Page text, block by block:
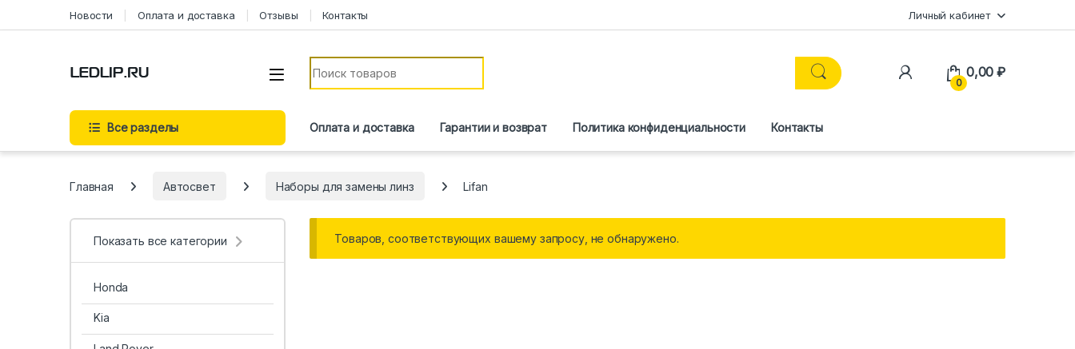
Перейти к содержимому
Новости Оплата и доставка Отзывы Контакты Личный кабинет
Искать:
0
0,00₽
Все разделы Оплата и доставка Гарантии и возврат Политика конфиденциальности Контакты
Главная Автосвет Наборы для замены линз Lifan
Товаров, соответствующих вашему запросу, не обнаружено.
Показать все категории
Honda
Kia